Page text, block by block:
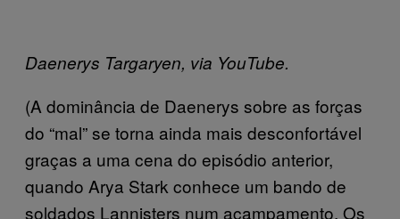
Daenerys Targaryen, via YouTube.
(A dominância de Daenerys sobre as forças
do “mal” se torna ainda mais desconfortável
graças a uma cena do episódio anterior,
quando Arya Stark conhece um bando de
soldados Lannisters num acampamento. Os